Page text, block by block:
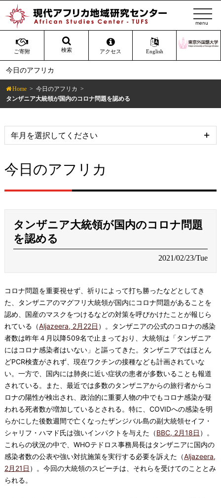
ご寄附 検索 アクセス English
t
o
g
l
v
g
a
n
今日のアフリカ
Home
今日のアフリカ
タンザニア大統領が国内のコロナ問題を認める
今日のアフリカ
タンザニア大統領が国内のコロナ問題
を認める
2021/02/23/Tue
コロナ問題を重要視せず、祈りによって打ち勝ったなどとしてき
た、タンザニアのマグフリ大統領が国内にコロナ問題があることを
認め、国産のマスクをつけるなどの対策を呼びかけたことが報じら
れている（Aljazeera, 2月22日 ）。タンザニアの公式のコロナの感染
者数は昨年４月以降509名で止まっており、大統領は「タンザニア
にはコロナ感染者はいない」と謳ってきた。タンザニアではほとん
どPCR検査がされず、現在ワクチンの接種なども計画されていな
い。一方で、国内には肺炎に近い症状の患者が多数いることも報道
されている。また、最近では多数のタンザニアからの旅行者からコ
ロナの陽性が検出され、政治的に重要人物の中でもコロナ感染が疑
われる死者数が増加しているとされる。特に、COVIDへの感染を明
らかにした後数週間で亡くなったザンジバル島の副大統領セイフ・
シャリフ・ハマド氏は強いインパクトを与えた（BBC, 2月18日 ）。
これらの状況の中で、WHOテドロス事務局長はタンザニアに国内の
感染者数の公表や強い対抗施策を実行する必要を訴えた（Aljazeera,
2月21日 ）。今回の大統領のスピーチは、それらを受けてのこととみ
られる。